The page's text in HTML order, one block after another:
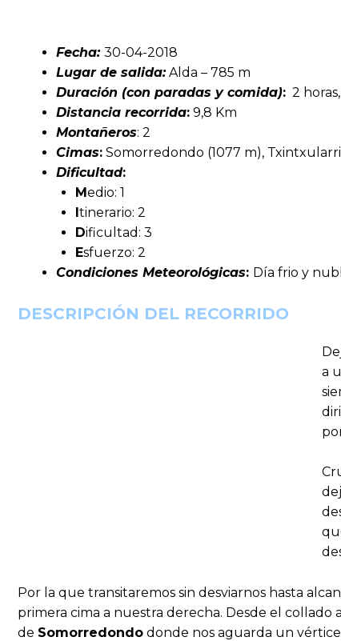
Fecha: 30-04-2018
Lugar de salida:Alda – 785 m
Duración (con paradas y comida): 2
Distancia recorrida: 9,8 Km
Montañeros: 2
Cimas: Somorredondo (1077 m), Txintxularri
Dificultad:
Medio: 1
Itinerario: 2
Dificultad: 3
Esfuerzo: 2
Condiciones Meteorológicas: Día frio y
DESCRIPCIÓN DEL RECORRIDO
a
Por la que transitaremos sin desviarnos hasta
primera cima a nuestra derecha. Desde el collado
de Somorredondo donde nos aguarda un